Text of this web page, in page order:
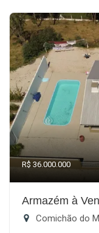
R$ 36.000.000
Armazém à
Comichão do